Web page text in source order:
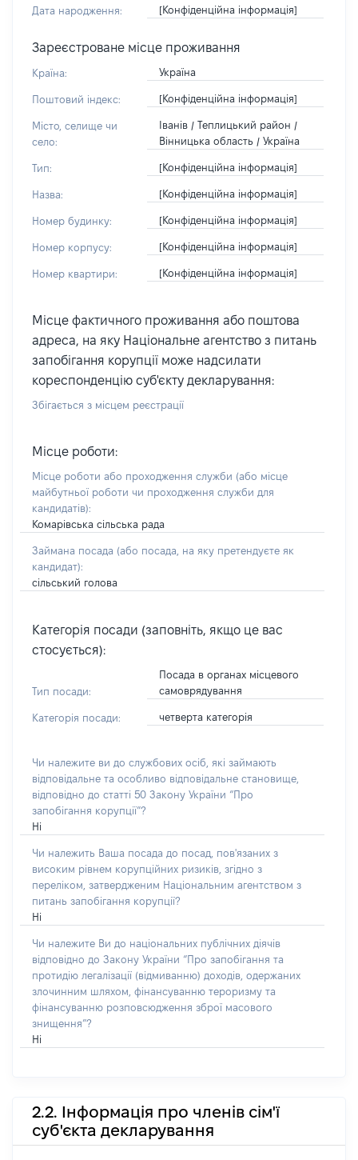
Дата народження: [Конфіденційна інформація]
Зареєстроване місце проживання
Країна: Україна
Поштовий індекс: [Конфіденційна інформація]
Місто, селище чи
село:
Іванів / Теплицький район /
Вінницька область / Україна
Тип: [Конфіденційна інформація]
Назва: [Конфіденційна інформація]
Номер будинку: [Конфіденційна інформація]
Номер корпусу: [Конфіденційна інформація]
Номер квартири: [Конфіденційна інформація]
Місце фактичного проживання або поштова
адреса, на яку Національне агентство з питань
запобігання корупції може надсилати
кореспонденцію суб'єкту декларування:
Збігається з місцем реєстрації
Місце роботи:
Місце роботи або проходження служби (або місце
майбутньої роботи чи проходження служби для
кандидатів):
Комарівська сільська рада
Займана посада (або посада, на яку претендуєте як
кандидат):
сільський голова
Категорія посади (заповніть, якщо це вас
стосується):
Тип посади:
Посада в органах місцевого
самоврядування
Категорія посади: четверта категорія
Чи належите ви до службових осіб, які займають
відповідальне та особливо відповідальне становище,
відповідно до статті 50 Закону України “Про
запобігання корупції”?
Ні
Чи належить Ваша посада до посад, пов'язаних з
високим рівнем корупційних ризиків, згідно з
переліком, затвердженим Національним агентством з
питань запобігання корупції?
Ні
Чи належите Ви до національних публічних діячів
відповідно до Закону України “Про запобігання та
протидію легалізації (відмиванню) доходів, одержаних
злочинним шляхом, фінансуванню тероризму та
фінансуванню розповсюдження зброї масового
знищення”?
Ні
2.2. Інформація про членів сім'ї
суб'єкта декларування